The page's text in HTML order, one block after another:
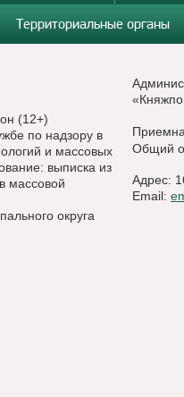
Территориальные органы
(12+)
по надзору в
и массовых
выписка из
массовой
округа
Общий
Адрес:
Email: